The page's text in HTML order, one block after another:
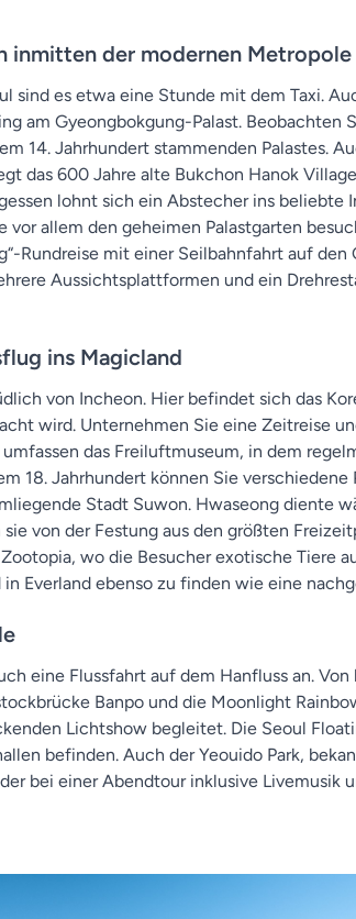
inmitten der modernen Metropole
sind es etwa eine Stunde mit dem Taxi.
am Gyeongbokgung-Palast.
14. Jahrhundert stammenden Palastes.
das 600 Jahre alte Bukchon Hanok
lohnt sich ein Abstecher ins
allem den geheimen Palastgarten
Rundreise mit einer Seilbahnfahrt auf
Aussichtsplattformen und ein
ins Magicland
von Incheon. Hier befindet sich das
wird. Unternehmen Sie eine Zeitreise
das Freiluftmuseum, in dem
18. Jahrhundert können Sie
Stadt Suwon. Hwaseong diente
von der Festung aus den größten
wo die Besucher exotische Tiere
Everland ebenso zu finden wie eine
eine Flussfahrt auf dem Hanfluss an.
Banpo und die Moonlight
Lichtshow begleitet. Die Seoul
befinden. Auch der Yeouido Park,
bei einer Abendtour inklusive